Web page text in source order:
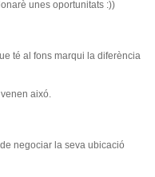
unes oportunitats :))
té al fons marqui la diferència
aixó.
negociar la seva ubicació